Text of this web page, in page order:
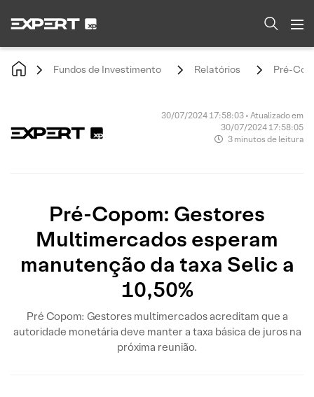
Fundos de Investimento Relatórios Pré-
30/07/2024 17:58:03 • Atualizado em
30/07/2024 17:58:05
3 minutos de leitura
Pré-Copom: Gestores
Multimercados esperam
manutenção da taxa Selic a
10,50%
Pré Copom: Gestores multimercados acreditam que a
autoridade monetária deve manter a taxa básica de juros na
próxima reunião.